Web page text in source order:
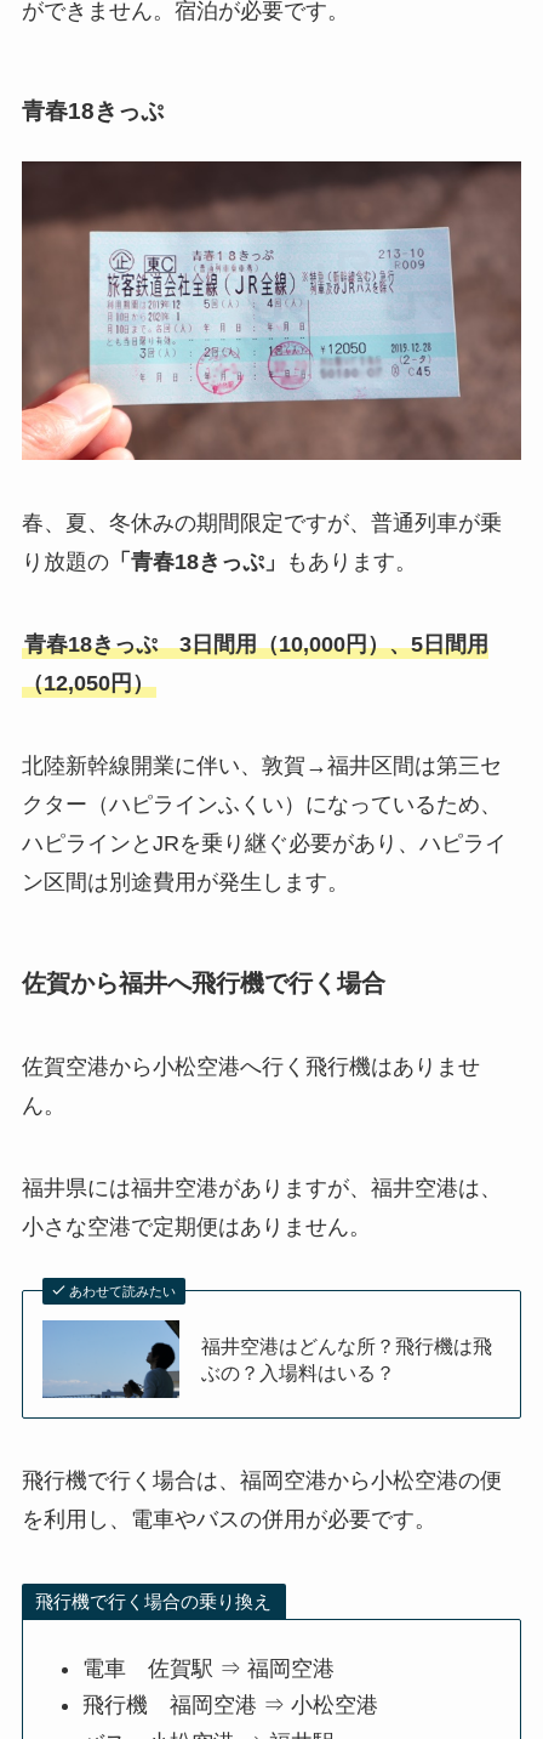
ができません。宿泊が必要です。
青春18きっぷ
春、夏、冬休みの期間限定ですが、普通列車が乗
り放題の「青春18きっぷ」 もあります。
青春18きっぷ 3日間用（10,000円）、5日間用
（12,050円）
北陸新幹線開業に伴い、敦賀→福井区間は第三セ
クター（ハピラインふくい）になっているため、
ハピラインとJRを乗り継ぐ必要があり、ハピライ
ン区間は別途費用が発生します。
佐賀から福井へ飛行機で行く場合
佐賀空港から小松空港へ行く飛行機はありませ
ん。
福井県には福井空港がありますが、福井空港は、
小さな空港で定期便はありません。
あわせて読みたい
福井空港はどんな所？飛行機は飛
ぶの？入場料はいる？
飛行機で行く場合は、福岡空港から小松空港の便
を利用し、電車やバスの併用が必要です。
飛行機で行く場合の乗り換え
電車 佐賀駅 ⇒ 福岡空港
飛行機 福岡空港 ⇒ 小松空港